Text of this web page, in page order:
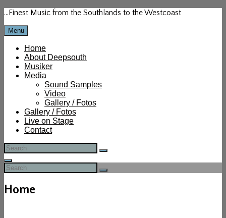
Skip
content
…Finest Music from the Southlands to the Westcoast
Menu
Home
About Deepsouth
Musiker
Media
Sound Samples
Video
Gallery / Fotos
Gallery / Fotos
Live on Stage
Contact
Search
for:
Search
Search
Search
for:
Search
Home